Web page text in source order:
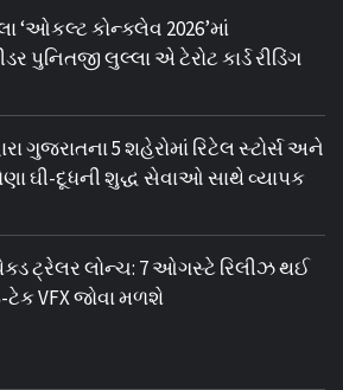
‘ઓકલ્ટ કોન્ક્લેવ 2026’માં
પુનિતજી લુલ્લા એ ટેરોટ કાર્ડ રીડિંગ
ગુજરાતના 5 શહેરોમાં રિટેલ સ્ટોર્સ અને
ઘી-દૂધની શુદ્ધ સેવાઓ સાથે વ્યાપક
ટ્રેલર લોન્ચ: 7 ઓગસ્ટે રિલીઝ થઈ
VFX જોવા મળશે